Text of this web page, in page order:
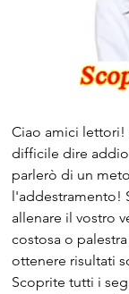
Ciao amici lettori!
difficile dire
parlerò di un
l'addestramento!
allenare il vostro
costosa o
ottenere risultati
Scoprite tutti i